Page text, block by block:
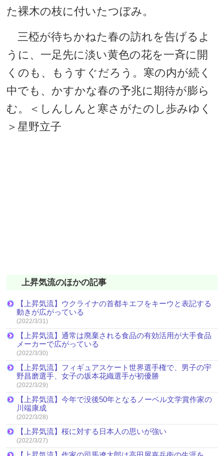
た裸木の枝に付いたつぼみ。
三椏が待ちかねた春の訪れを告げるよ
うに、一足先に淡い黄色の花を一斉に開
くのも、もうすぐだろう。寒の内が続く
中でも、かすかな春の予兆に期待が膨ら
む。＜しんしんと寒さがたのし歩みゆく
＞星野立子
上昇気流のほかの記事
【上昇気流】ウクライナの首都キエフをキーウと表記する
動きが広がっている
(2022/3/31)
【上昇気流】通常は廃棄される食品の有効活用が大手食品
メーカーで広がっている
(2022/3/30)
【上昇気流】フィギュアスケート世界選手権で、男子の宇
野昌磨選手、女子の坂本花織選手が初優勝
(2022/3/29)
【上昇気流】今年で没後50年となるノーベル文学賞作家の
川端康成
(2022/3/28)
【上昇気流】桜に対する日本人の思いが強い
(2022/3/27)